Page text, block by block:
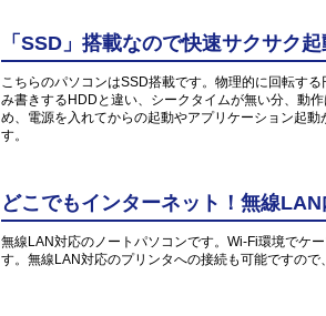
「SSD」搭載なので快速サクサク
こちらのパソコンはSSD搭載です。物理的に回転す
み書きするHDDと違い、シークタイムが無い分、動
め、電源を入れてからの起動やアプリケーション起
す。
どこでもインターネット！無線
無線LAN対応のノートパソコンです。Wi-Fi環境でケ
す。無線LAN対応のプリンタへの接続も可能ですので